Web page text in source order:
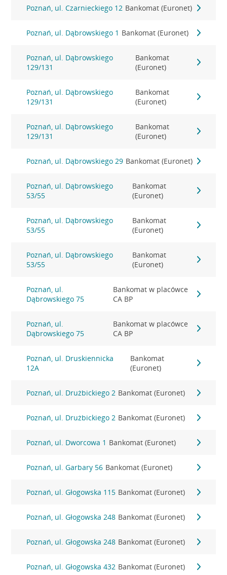
Poznań, ul. Czarnieckiego 12 Bankomat (Euronet)
Poznań, ul. Dąbrowskiego 1 Bankomat (Euronet)
Poznań, ul. Dąbrowskiego
129/131
Bankomat
(Euronet)
Poznań, ul. Dąbrowskiego
129/131
Bankomat
(Euronet)
Poznań, ul. Dąbrowskiego
129/131
Bankomat
(Euronet)
Poznań, ul. Dąbrowskiego 29 Bankomat (Euronet)
Poznań, ul. Dąbrowskiego
53/55
Bankomat
(Euronet)
Poznań, ul. Dąbrowskiego
53/55
Bankomat
(Euronet)
Poznań, ul. Dąbrowskiego
53/55
Bankomat
(Euronet)
Poznań, ul.
Dąbrowskiego 75
Bankomat w placówce
CA BP
Poznań, ul.
Dąbrowskiego 75
Bankomat w placówce
CA BP
Poznań, ul. Druskiennicka
12A
Bankomat
(Euronet)
Poznań, ul. Drużbickiego 2 Bankomat (Euronet)
Poznań, ul. Drużbickiego 2 Bankomat (Euronet)
Poznań, ul. Dworcowa 1 Bankomat (Euronet)
Poznań, ul. Garbary 56 Bankomat (Euronet)
Poznań, ul. Głogowska 115 Bankomat (Euronet)
Poznań, ul. Głogowska 248 Bankomat (Euronet)
Poznań, ul. Głogowska 248 Bankomat (Euronet)
Poznań, ul. Głogowska 432 Bankomat (Euronet)